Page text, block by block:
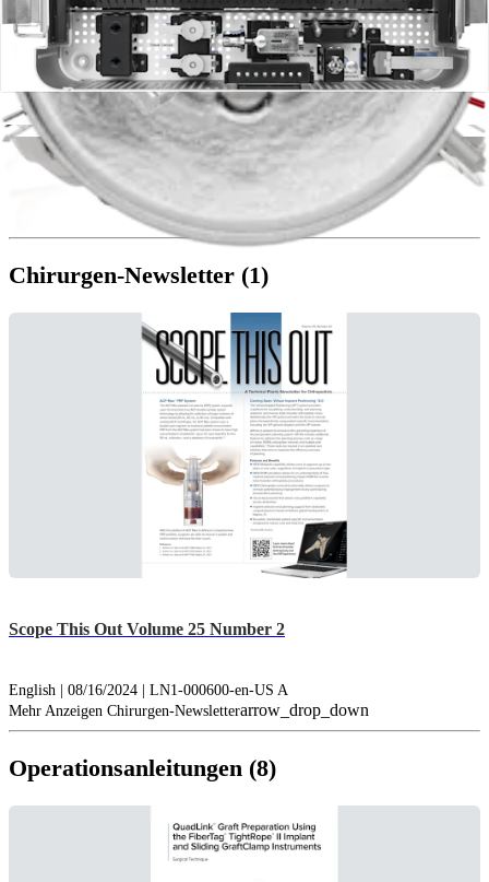
Arthrex Graft Tubes - Clearly Better Graft Sizing and
Preparation
Brochures | English | 08/26/2016 | LB1-00011-EN C
Mehr Anzeigen Broschüren arrow_drop_down
Chirurgen-Newsletter (1)
Scope This Out Volume 25 Number 2
English | 08/16/2024 | LN1-000600-en-US A
Mehr Anzeigen Chirurgen-Newsletterarrow_drop_down
Operationsanleitungen (8)